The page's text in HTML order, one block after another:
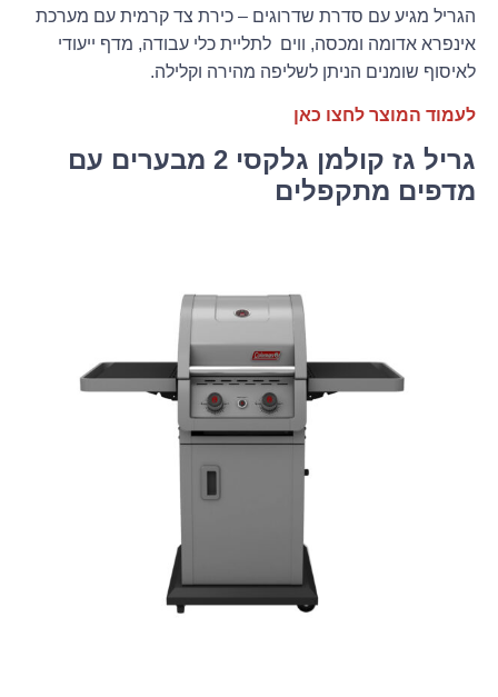
הגריל מגיע עם סדרת שדרוגים – כירת צד קרמית עם מערכת
אינפרא אדומה ומכסה, ווים לתליית כלי עבודה, מדף ייעודי
לאיסוף שומנים הניתן לשליפה מהירה וקלילה.
לעמוד המוצר לחצו כאן
גריל גז קולמן גלקסי 2 מבערים עם
מדפים מתקפלים